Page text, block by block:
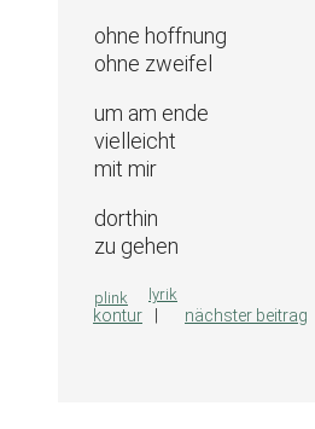
ohne hoffnung
ohne zweifel
um am ende
vielleicht
mit mir
dorthin
zu gehen
plink kategorien
lyrik
kontur nächster beitrag